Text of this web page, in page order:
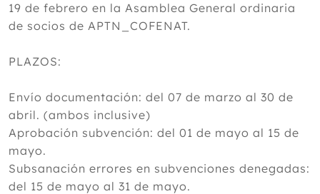
19 de febrero en la Asamblea General ordinaria
de socios de APTN_COFENAT.
PLAZOS:
Envío documentación: del 07 de marzo al 30 de
abril. (ambos inclusive)
Aprobación subvención: del 01 de mayo al 15 de
mayo.
Subsanación errores en subvenciones denegadas:
del 15 de mayo al 31 de mayo.